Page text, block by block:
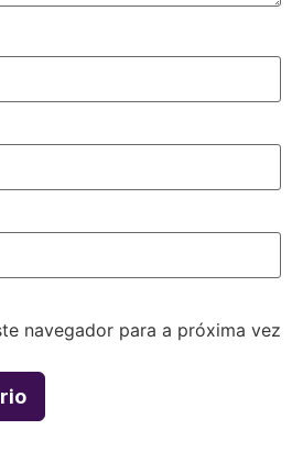
navegador para a próxima vez